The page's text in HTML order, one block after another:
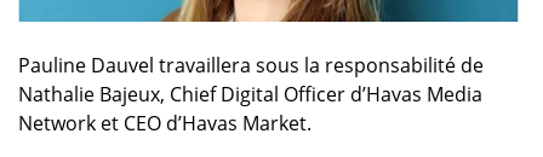
Pauline Dauvel travaillera sous la responsabilité de
Nathalie Bajeux, Chief Digital Officer d’Havas Media
Network et CEO d’Havas Market.